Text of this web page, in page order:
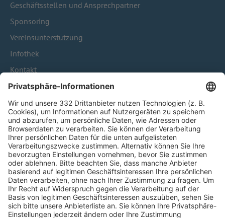
Geschäftsstellen und Ansprechpartner
Sponsoring
Vereinsunterstützung
Infothek
Kontakt
HÄUFIG BESUCHTE SEITEN
Pässe und Vereinswechsel
Trainerausbildung
Schulungsangebot Vereinsmitarbeiter
BFV-Geschäftsstellen
Trainerbörse
Login SpielPlus